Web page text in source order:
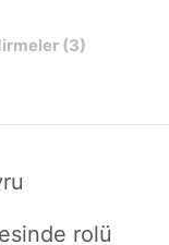
(3)
rolü